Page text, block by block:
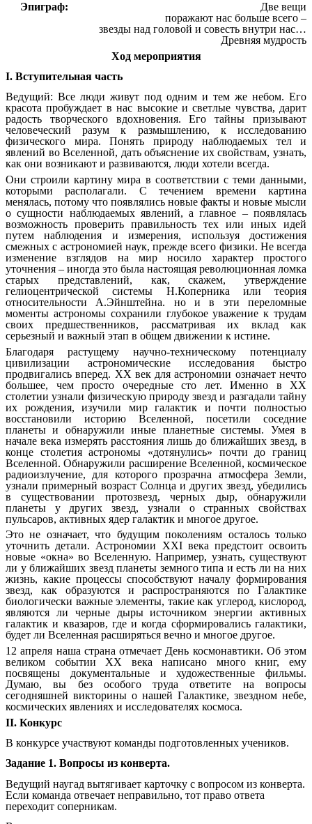
Эпиграф:
Две вещи
поражают нас больше всего –
звезды над головой и совесть внутри нас…
Древняя мудрость
Ход мероприятия
І. Вступительная часть
Ведущий: Все люди живут под одним и тем же небом. Его
красота пробуждает в нас высокие и светлые чувства, дарит
радость творческого вдохновения. Его тайны призывают
человеческий разум к размышлению, к исследованию
физического мира. Понять природу наблюдаемых тел и
явлений во Вселенной, дать объяснение их свойствам, узнать,
как они возникают и развиваются, люди хотели всегда.
Они строили картину мира в соответствии с теми данными,
которыми располагали. С течением времени картина
менялась, потому что появлялись новые факты и новые мысли
о сущности наблюдаемых явлений, а главное – появлялась
возможность проверить правильность тех или иных идей
путем наблюдения и измерения, используя достижения
смежных с астрономией наук, прежде всего физики. Не всегда
изменение взглядов на мир носило характер простого
уточнения – иногда это была настоящая революционная ломка
старых представлений, как, скажем, утверждение
гелиоцентрической системы Н.Коперника или теория
относительности А.Эйнштейна. но и в эти переломные
моменты астрономы сохранили глубокое уважение к трудам
своих предшественников, рассматривая их вклад как
серьезный и важный этап в общем движении к истине.
Благодаря растущему научно-техническому потенциалу
цивилизации астрономические исследования быстро
продвигались вперед. ХХ век для астрономии означает нечто
большее, чем просто очередные сто лет. Именно в ХХ
столетии узнали физическую природу звезд и разгадали тайну
их рождения, изучили мир галактик и почти полностью
восстановили историю Вселенной, посетили соседние
планеты и обнаружили иные планетные системы. Умея в
начале века измерять расстояния лишь до ближайших звезд, в
конце столетия астрономы «дотянулись» почти до границ
Вселенной. Обнаружили расширение Вселенной, космическое
радиоизлучение, для которого прозрачна атмосфера Земли,
узнали примерный возраст Солнца и других звезд, убедились
в существовании протозвезд, черных дыр, обнаружили
планеты у других звезд, узнали о странных свойствах
пульсаров, активных ядер галактик и многое другое.
Это не означает, что будущим поколениям осталось только
уточнить детали. Астрономии ХХІ века предстоит освоить
новые «окна» во Вселенную. Например, узнать, существуют
ли у ближайших звезд планеты земного типа и есть ли на них
жизнь, какие процессы способствуют началу формирования
звезд, как образуются и распространяются по Галактике
биологически важные элементы, такие как углерод, кислород,
являются ли черные дыры источником энергии активных
галактик и квазаров, где и когда сформировались галактики,
будет ли Вселенная расширяться вечно и многое другое.
12 апреля наша страна отмечает День космонавтики. Об этом
великом событии ХХ века написано много книг, ему
посвящены документальные и художественные фильмы.
Думаю, вы без особого труда ответите на вопросы
сегодняшней викторины о нашей Галактике, звездном небе,
космических явлениях и исследователях космоса.
ІІ. Конкурс
В конкурсе участвуют команды подготовленных учеников.
Задание 1. Вопросы из конверта.
Ведущий наугад вытягивает карточку с вопросом из конверта.
Если команда отвечает неправильно, тот право ответа
переходит соперникам.